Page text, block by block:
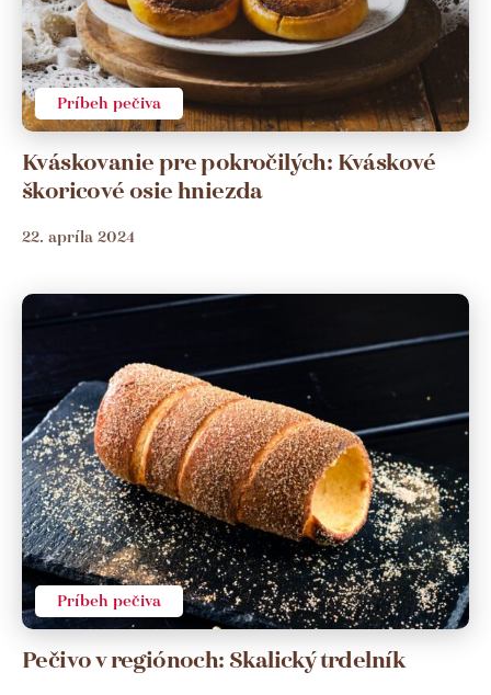
Príbeh pečiva
Kváskovanie pre pokročilých: Kváskové
škoricové osie hniezda
22. apríla 2024
Príbeh pečiva
Pečivo v regiónoch: Skalický trdelník